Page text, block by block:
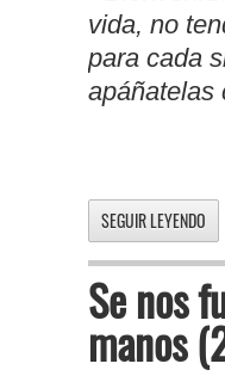
vida, no
para cada
apáñatelas
SEGUIR LEYENDO
Se nos
manos